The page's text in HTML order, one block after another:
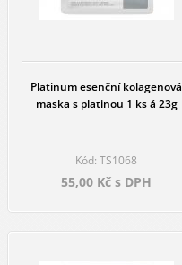
Platinum esenční kolagenová
maska s platinou 1 ks á 23g
Kód: TS1068
55,00 Kč s DPH